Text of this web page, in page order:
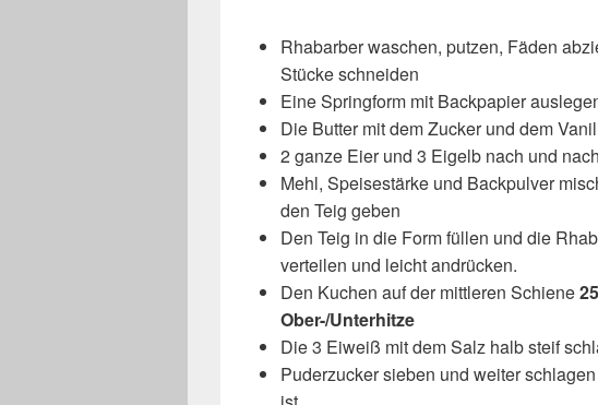
Rhabarber waschen, putzen, Fäden
Stücke schneiden
Eine Springform mit Backpapier
Die Butter mit dem Zucker und dem
2 ganze Eier und 3 Eigelb nach und
Mehl, Speisestärke und Backpulver
den Teig geben
Den Teig in die Form füllen und die
verteilen und leicht andrücken.
Den Kuchen auf der mittleren Schiene
Ober-/Unterhitze
Die 3 Eiweiß mit dem Salz halb steif
Puderzucker sieben und weiter